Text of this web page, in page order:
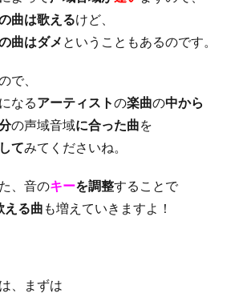
曲は歌えるけど、
曲はダメ ということもあるのです。
で、
なるアーティストの楽曲の中から
の声域音域に合った曲を
てみてくださいね。
、音のキーを調整することで
える曲 も増えていきますよ！
、まずは